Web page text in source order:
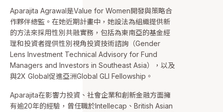
Aparajita Agrawal是Value for Women開發與策略合
作夥伴總監。在她近期計畫中，她設法為組織提供新
的方法來採用性別共融實務，包括為東南亞的基金經
理和投資者提供性別視角投資技術諮詢（Gender
Lens Investment Technical Advisory for Fund
Managers and Investors in Southeast Asia），以及
與2X Global促進亞洲Global GLI Fellowship。
Aparajita在影響力投資、社會企業和創新金融方面擁
有逾20年的經驗，曾任職於Intellecap、British Asian